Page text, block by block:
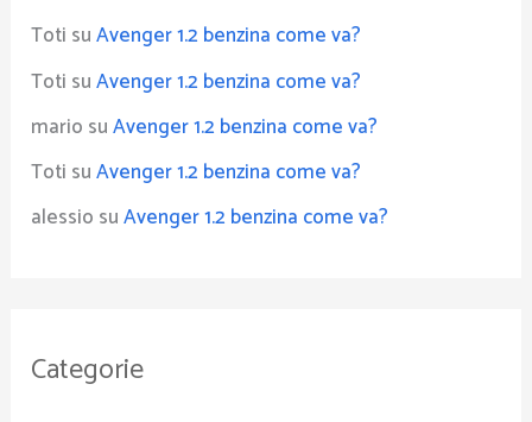
Toti suAvenger 1.2 benzina come va?
Toti suAvenger 1.2 benzina come va?
mario suAvenger 1.2 benzina come va?
Toti suAvenger 1.2 benzina come va?
alessio suAvenger 1.2 benzina come va?
Categorie